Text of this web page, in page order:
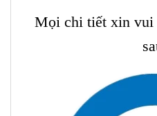
Mọi chi tiết xin vui